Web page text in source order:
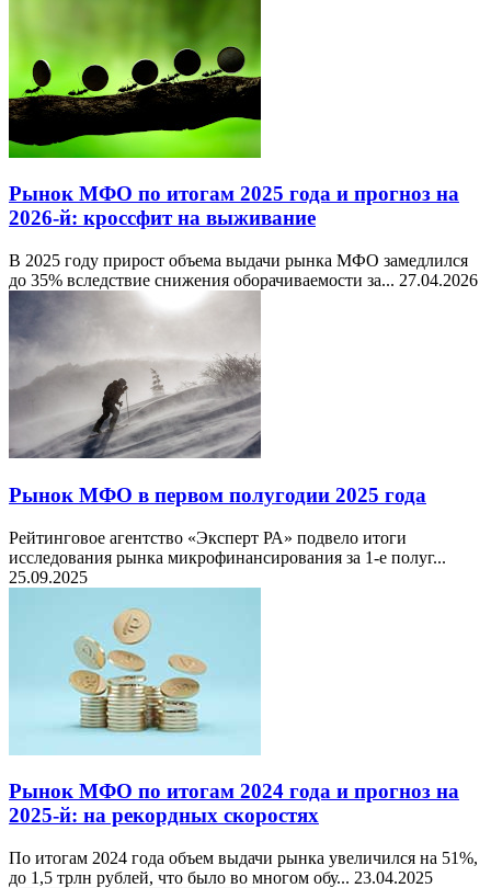
Рынок МФО по итогам 2025 года и прогноз на
2026-й: кроссфит на выживание
В 2025 году прирост объема выдачи рынка МФО замедлился
до 35% вследствие снижения оборачиваемости за... 27.04.2026
Рынок МФО в первом полугодии 2025 года
Рейтинговое агентство «Эксперт РА» подвело итоги
исследования рынка микрофинансирования за 1-е полуг...
25.09.2025
Рынок МФО по итогам 2024 года и прогноз на
2025-й: на рекордных скоростях
По итогам 2024 года объем выдачи рынка увеличился на 51%,
до 1,5 трлн рублей, что было во многом обу... 23.04.2025